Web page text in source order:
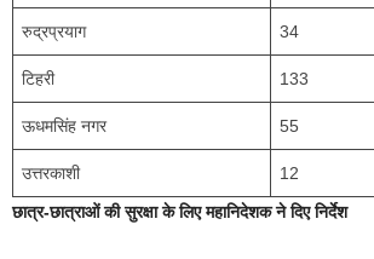
रुद्रप्रयाग 34
टिहरी 133
ऊधमसिंह नगर 55
उत्तरकाशी
12
छात्र-छात्राओं की सुरक्षा के लिए महानिदेशक ने दिए निर्देश